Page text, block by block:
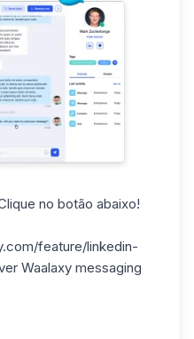
no botão abaixo!
feature/linkedin-
Waalaxy messaging